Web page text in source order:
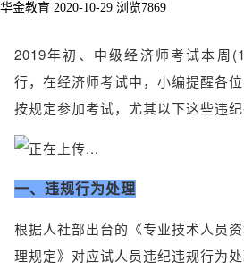
华金教育 2020-10-29 浏览7869
2019年初、中级经济师考试本周
行，在经济师考试中，小编提醒各位
按规定参加考试，尤其以下这些违纪
一、违规行为处理
根据人社部出台的《专业技术人员
理规定》对应试人员违纪违规行为